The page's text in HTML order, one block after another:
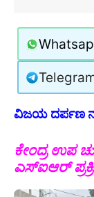
ವಿಜಯ ದರ್ಪಣ
ಕೇಂದ್ರ ಉಪ
ಎಸ್ಐಆರ್